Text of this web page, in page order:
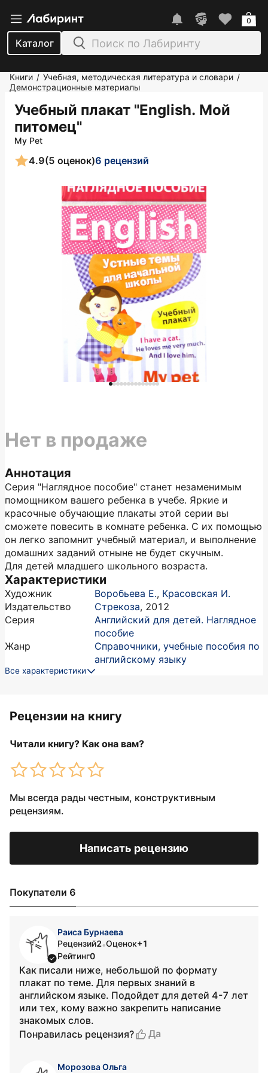
Каталог
0
Книги / Учебная, методическая литература и словари /
Демонстрационные материалы
Учебный плакат "English. Мой
питомец"
My Pet
4.9(5 оценок)6 рецензий
Аннотация
Серия "Наглядное пособие" станет незаменимым
помощником вашего ребенка в учебе. Яркие и
красочные обучающие плакаты этой серии вы
сможете повесить в комнате ребенка. С их помощью
он легко запомнит учебный материал, и выполнение
домашних заданий отныне не будет скучным.
Для детей младшего школьного возраста.
Характеристики
Художник Воробьева Е., Красовская И.
Издательство
Стрекоза, 2012
Серия
Английский для детей. Наглядное
пособие
Жанр
Справочники, учебные пособия по
английскому языку
Все характеристики
Нет в продаже
Рецензии на книгу
Читали книгу? Как она вам?
Мы всегда рады честным, конструктивным
рецензиям.
Написать рецензию
Покупатели 6
Раиса Бурнаева
Рецензий2•Оценок+1
Рейтинг0
Как писали ниже, небольшой по формату
плакат по теме. Для первых знаний в
английском языке. Подойдет для детей 4-7 лет
или тех, кому важно закрепить написание
знакомых слов.
Понравилась рецензия?
Да
Морозова Ольга